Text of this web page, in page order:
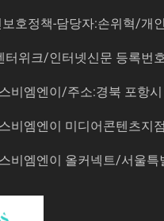
호정책-담당자:손위혁/개
터위크/인터넷신문 등록번
비엠엔이/주소:경북 포항
비엠엔이 미디어콘텐츠지
비엠엔이 올커넥트/서울